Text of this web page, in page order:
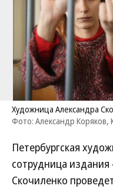
Художница Александра
Фото: Александр Коряков,
Петербургская
сотрудница издания
Скочиленко